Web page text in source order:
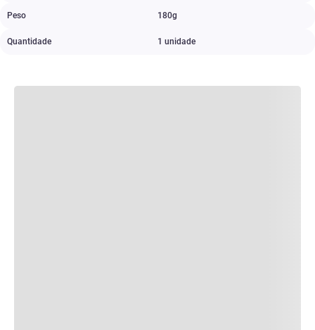
Peso 180g
Quantidade 1 unidade